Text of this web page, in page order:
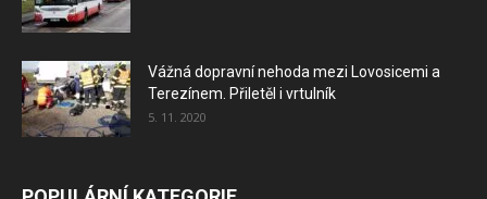
Vážná dopravní nehoda mezi Lovosicemi a
Terezínem. Přiletěl i vrtulník
5. 11. 2020